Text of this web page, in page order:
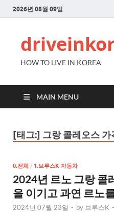
2026년 08월 09일
HOW TO LIVE IN KOREA
MAIN MENU
[태그:] 그랑 콜레오스 가
0.전체 / 1.브루스K 자동차
2024년 르노 그랑 콜
을 이기고 과연 르노
2024년 07월 23일 - by 브루스K -